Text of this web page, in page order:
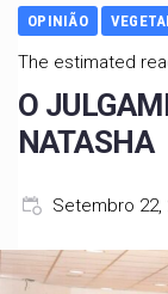
OPINIÃO
The estimated
O
NATASHA
Setembro 22,